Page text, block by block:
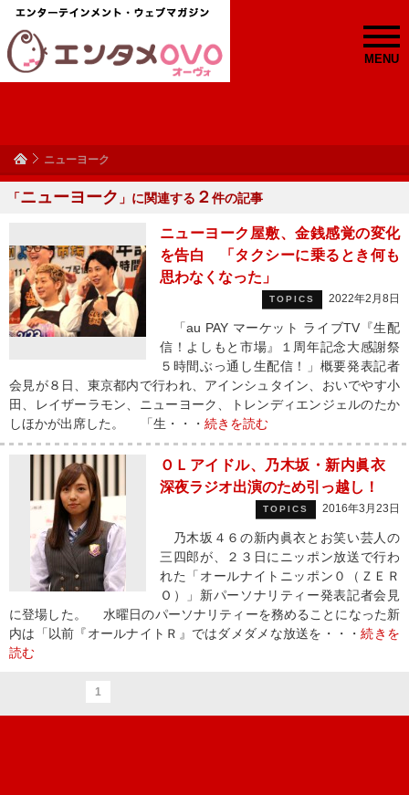
MENU
ニューヨーク
「ニューヨーク 」に関連する ２件の記事
ニューヨーク屋敷、金銭感覚の変化
を告白 「タクシーに乗るとき何も
思わなくなった」
TOPICS 2022年2月8日
「au PAY マーケット ライブTV『生配
信！よしもと市場』１周年記念大感謝祭
５時間ぶっ通し生配信！」概要発表記者
会見が８日、東京都内で行われ、アインシュタイン、おいでやす小
田、レイザーラモン、ニューヨーク、トレンディエンジェルのたか
しほかが出席した。 「生・・・ 続きを読む
ＯＬアイドル、乃木坂・新内眞衣
深夜ラジオ出演のため引っ越し！
TOPICS 2016年3月23日
乃木坂４６の新内眞衣とお笑い芸人の
三四郎が、２３日にニッポン放送で行わ
れた「オールナイトニッポン０（ＺＥＲ
Ｏ）」新パーソナリティー発表記者会見
に登場した。 水曜日のパーソナリティーを務めることになった新
内は「以前『オールナイトＲ』ではダメダメな放送を・・・続きを
読む
1